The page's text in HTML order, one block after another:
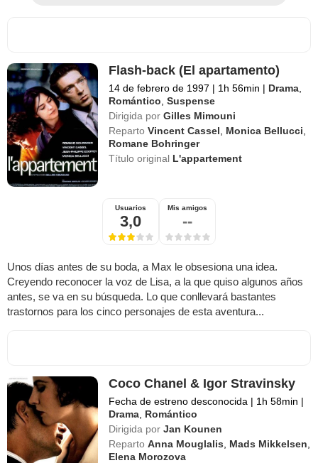
Flash-back (El apartamento)
14 de febrero de 1997 | 1h 56min | Drama
Romántico ,Suspense
Dirigida por Gilles Mimouni
Reparto Vincent Cassel Monica Bellucci
Romane Bohringer
Título original L'appartement
Usuarios
3,0
Mis amigos
--
Unos días antes de su boda, a Max le obsesiona una idea.
Creyendo reconocer la voz de Lisa, a la que quiso algunos años
antes, se va en su búsqueda. Lo que conllevará bastantes
trastornos para los cinco personajes de esta aventura...
Coco Chanel & Igor Stravinsky
Fecha de estreno desconocida | 1h 58min |
Drama Romántico
Dirigida por Jan Kounen
Reparto Anna Mouglalis Mads Mikkelsen
Elena Morozova